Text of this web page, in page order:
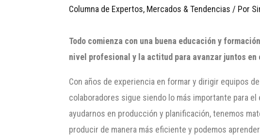
Columna de Expertos, Mercados & Tendencias / Por
Todo comienza con una buena educación y
nivel profesional y la actitud para avanzar juntos en
Con años de experiencia en formar y dirigir equipos
colaboradores sigue siendo lo más importante para
ayudarnos en producción y planificación, tenemos
producir de manera más eficiente y podemos